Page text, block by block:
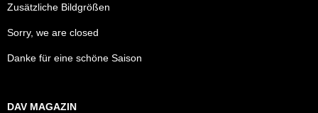
Zusätzliche Bildgrößen
Sorry, we are closed
Danke für eine schöne Saison
DAV MAGAZIN